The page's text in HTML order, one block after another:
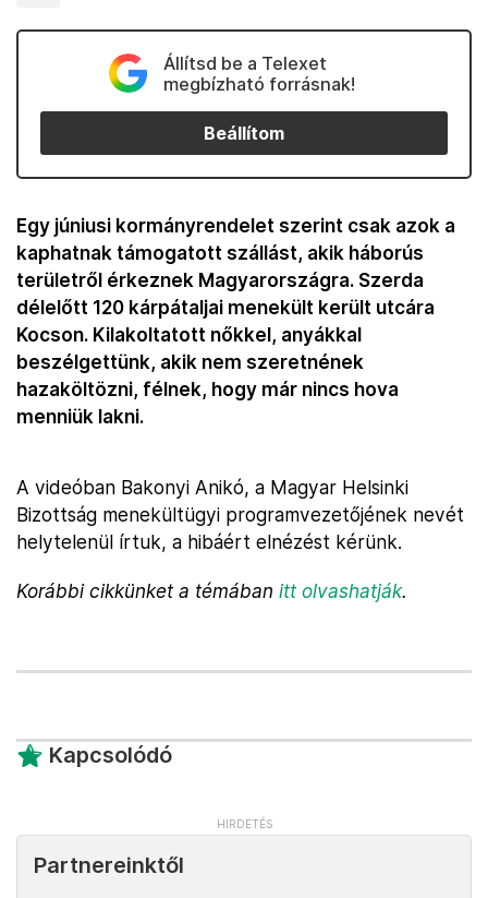
Állítsd be a Telexet
megbízható forrásnak!
Beállítom
Egy júniusi kormányrendelet szerint csak azok a
kaphatnak támogatott szállást, akik háborús
területről érkeznek Magyarországra. Szerda
délelőtt 120 kárpátaljai menekült került utcára
Kocson. Kilakoltatott nőkkel, anyákkal
beszélgettünk, akik nem szeretnének
hazaköltözni, félnek, hogy már nincs hova
menniük lakni.
A videóban Bakonyi Anikó, a Magyar Helsinki
Bizottság menekültügyi programvezetőjének nevét
helytelenül írtuk, a hibáért elnézést kérünk.
Korábbi cikkünket a témában itt olvashatják.
Kapcsolódó
Partnereinktől